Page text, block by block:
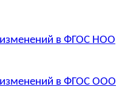
изменений в ФГОС НОО
изменений в ФГОС ООО